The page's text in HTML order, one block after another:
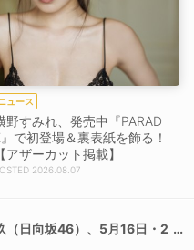
ュース
野すみれ、発売中『PARAD
』で初登場＆裏表紙を飾る！
【アザーカット掲載】
2026.08.07
（日向坂46）、5月16日・2